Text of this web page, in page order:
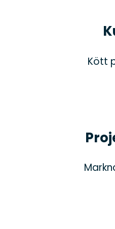
Kött